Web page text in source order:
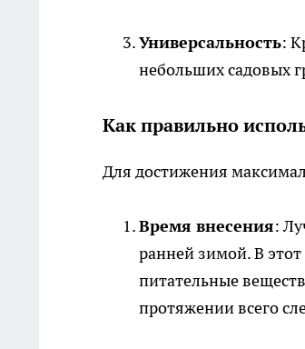
Универсальность:
небольших садовых
Как правильно
Для достижения
Время внесения:
ранней зимой. В
питательные
протяжении всего